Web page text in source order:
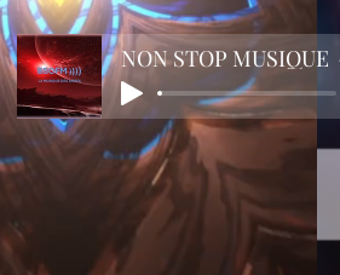
NON STOP MUSIQUE
ANGE
Administrateur
Plus d'actions